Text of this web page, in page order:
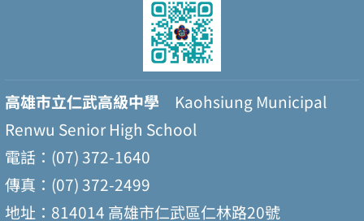
高雄市立仁武高級中學 Kaohsiung Municipal
Renwu Senior High School
電話：(07) 372-1640
傳真：(07) 372-2499
地址：814014 高雄市仁武區仁林路20號